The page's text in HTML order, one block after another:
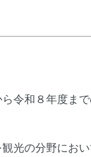
令和８年度ま
光の分野にお